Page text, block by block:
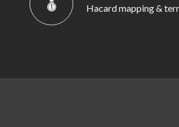
Hacard mapping &